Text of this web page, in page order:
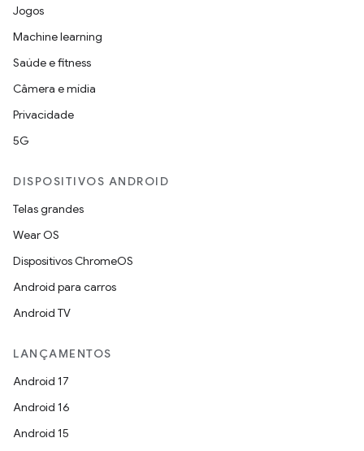
Jogos
Machine learning
Saúde e fitness
Câmera e mídia
Privacidade
5G
DISPOSITIVOS ANDROID
Telas grandes
Wear OS
Dispositivos ChromeOS
Android para carros
Android TV
LANÇAMENTOS
Android 17
Android 16
Android 15